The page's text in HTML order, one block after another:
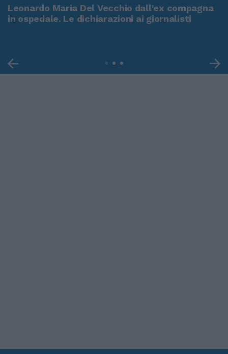
Leonardo Maria Del Vecchio dall'ex compagna
in ospedale. Le dichiarazioni ai giornalisti